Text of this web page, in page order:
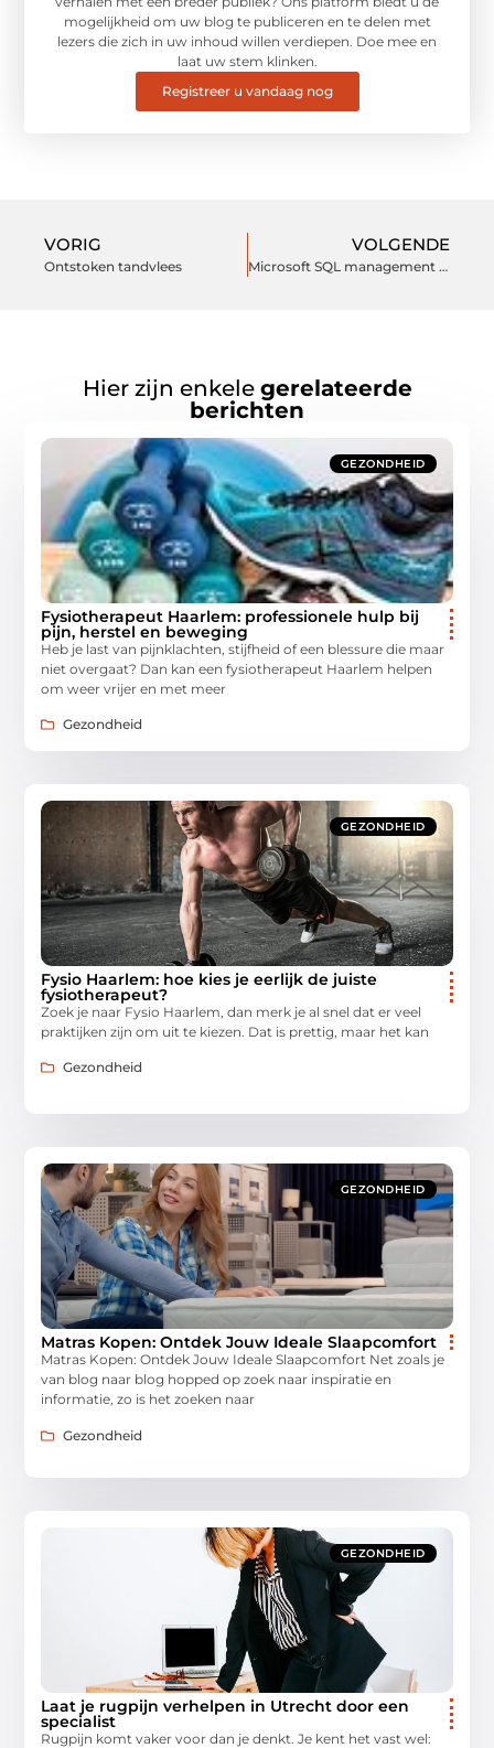
mogelijkheid om uw blog te publiceren en te delen met
lezers die zich in uw inhoud willen verdiepen. Doe mee en
laat uw stem klinken.
Registreer u vandaag nog
VORIG
Ontstoken tandvlees
VOLGENDE
Microsoft SQL management voor uw bedrijf
Hier zijn enkele gerelateerde
berichten
GEZONDHEID
Fysiotherapeut Haarlem: professionele hulp bij
pijn, herstel en beweging
Heb je last van pijnklachten, stijfheid of een blessure die maar
niet overgaat? Dan kan een fysiotherapeut Haarlem helpen
om weer vrijer en met meer
Gezondheid
GEZONDHEID
Fysio Haarlem: hoe kies je eerlijk de juiste
fysiotherapeut?
Zoek je naar Fysio Haarlem, dan merk je al snel dat er veel
praktijken zijn om uit te kiezen. Dat is prettig, maar het kan
Gezondheid
GEZONDHEID
Matras Kopen: Ontdek Jouw Ideale Slaapcomfort
Matras Kopen: Ontdek Jouw Ideale Slaapcomfort Net zoals je
van blog naar blog hopped op zoek naar inspiratie en
informatie, zo is het zoeken naar
Gezondheid
GEZONDHEID
Laat je rugpijn verhelpen in Utrecht door een
specialist
Rugpijn komt vaker voor dan je denkt. Je kent het vast wel: